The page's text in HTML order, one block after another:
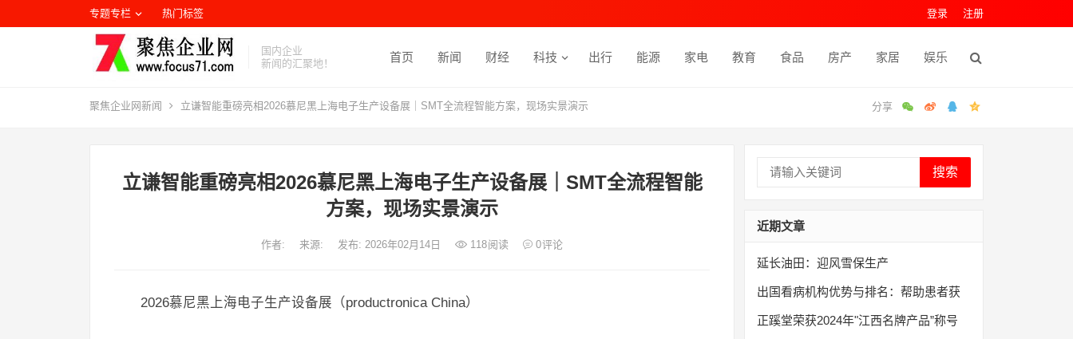
专题专栏 热门标签 登录 注册
国内企业
新闻的汇聚地！
首页 新闻 财经 科技 出行 能源 家电 教育 食品 房产 家居 娱乐
聚焦企业网新闻 立谦智能重磅亮相2026慕尼黑上海电子生产设备展｜SMT全流程智能方案，现场实景演示
立谦智能重磅亮相2026慕尼黑上海电子生产设备展｜SMT全流程智能
方案，现场实景演示
作者: 来源: 发布: 2026年02月14日 118阅读 0评论
2026慕尼黑上海电子生产设备展（productronica China）
搜索
近期文章
延长油田：迎风雪保生产
出国看病机构优势与排名：帮助患者获
正蹊堂荣获2024年"江西名牌产品”称号